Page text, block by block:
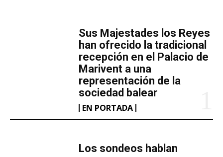
​Sus Majestades los Reyes
han ofrecido la tradicional
recepción en el Palacio de
Marivent​ a una
representación de la
sociedad balear
EN PORTADA
Los sondeos hablan